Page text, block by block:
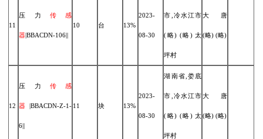
11
压力 传感
器|BBACDN-106||
10 台 13%
2023-
08-30
市,冷水江市
(略) (略) 太
坪村
大唐
(略) (略)
12
压力 传感
器|BBACDN-Z-1-
6||
11 块 13%
2023-
08-30
湖南省,娄底
市,冷水江市
(略) (略) 太
坪村
大唐
(略) (略)